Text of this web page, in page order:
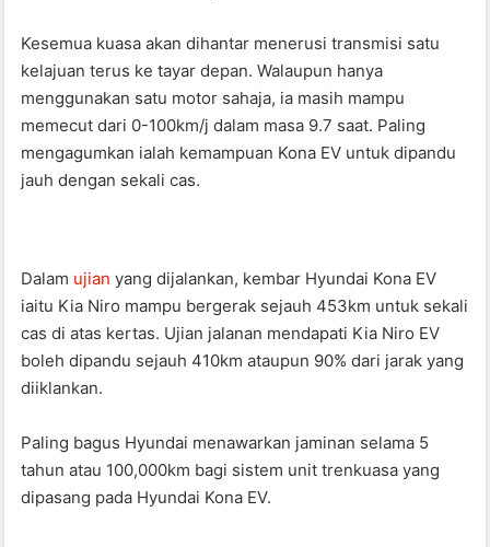
Kesemua kuasa akan dihantar menerusi transmisi satu
kelajuan terus ke tayar depan. Walaupun hanya
menggunakan satu motor sahaja, ia masih mampu
memecut dari 0-100km/j dalam masa 9.7 saat. Paling
mengagumkan ialah kemampuan Kona EV untuk dipandu
jauh dengan sekali cas.
Dalam ujian yang dijalankan, kembar Hyundai Kona EV
iaitu Kia Niro mampu bergerak sejauh 453km untuk sekali
cas di atas kertas. Ujian jalanan mendapati Kia Niro EV
boleh dipandu sejauh 410km ataupun 90% dari jarak yang
diiklankan.
Paling bagus Hyundai menawarkan jaminan selama 5
tahun atau 100,000km bagi sistem unit trenkuasa yang
dipasang pada Hyundai Kona EV.